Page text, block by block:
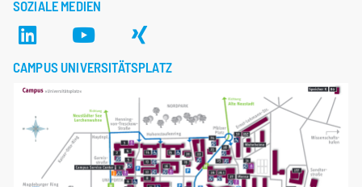
SOZIALE MEDIEN
CAMPUS UNIVERSITÄTSPLATZ